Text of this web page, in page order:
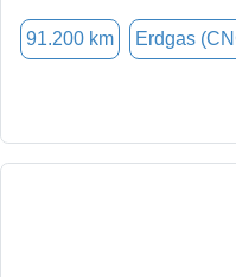
91.200 km Erdgas